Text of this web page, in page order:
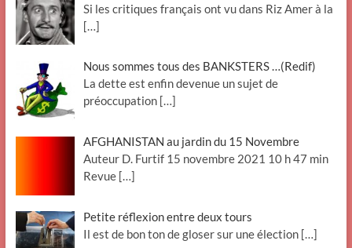
Si les critiques français ont vu dans Riz Amer à la
[…]
Nous sommes tous des BANKSTERS …(Redif)
La dette est enfin devenue un sujet de
préoccupation […]
AFGHANISTAN au jardin du 15 Novembre
Auteur D. Furtif 15 novembre 2021 10 h 47 min
Revue […]
Petite réflexion entre deux tours
Il est de bon ton de gloser sur une élection […]